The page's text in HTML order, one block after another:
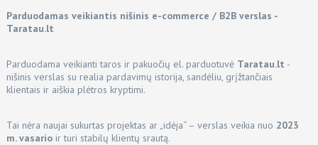
Parduodamas veikiantis nišinis e-commerce / B2B verslas -
Taratau.lt
Parduodama veikianti taros ir pakuočių el. parduotuvė Taratau.lt -
nišinis verslas su realia pardavimų istorija, sandėliu, grįžtančiais
klientais ir aiškia plėtros kryptimi.
Tai nėra naujai sukurtas projektas ar „idėja“ – verslas veikia nuo 2023
m. vasarioir turi stabilų klientų srautą.